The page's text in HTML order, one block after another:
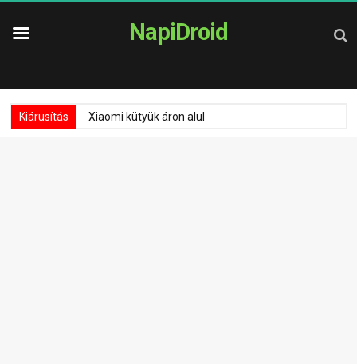
NapiDroid
Kiárusítás Xiaomi kütyük áron alul